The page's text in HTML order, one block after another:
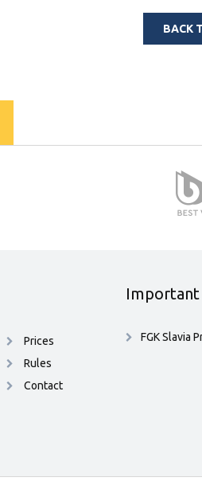
BACK
Prices
Rules
Contact
Important
FGK Slavia